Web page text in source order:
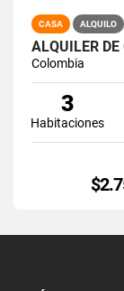
CASA ALQUILO
ALQUILER
Colombia
3
Habitaciones